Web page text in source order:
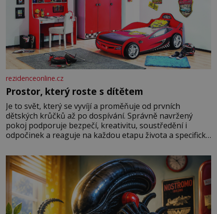
rezidenceonline.cz
Prostor, který roste s dítětem
Je to svět, který se vyvíjí a proměňuje od prvních
dětských krůčků až po dospívání. Správně navržený
pokoj podporuje bezpečí, kreativitu, soustředění i
odpočinek a reaguje na každou etapu života a specifické
měkkost a bezpečí, proto by pokoj miminka měl působit
především klidně a útulně. Předškolní věk je